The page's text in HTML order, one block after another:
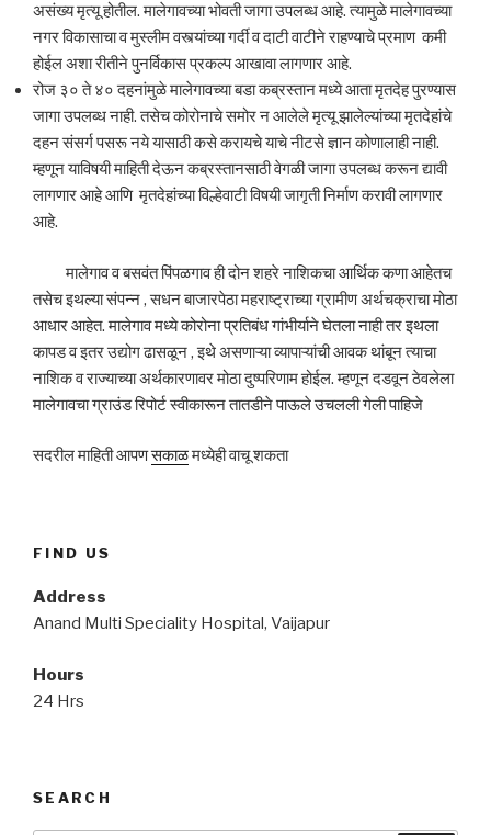
असंख्य मृत्यू होतील. मालेगावच्या भोवती जागा उपलब्ध आहे. त्यामुळे मालेगावच्या
नगर विकासाचा व मुस्लीम वस्त्यांच्या गर्दी व दाटी वाटीने राहण्याचे प्रमाण कमी
होईल अशा रीतीने पुनर्विकास प्रकल्प आखावा लागणार आहे.
रोज ३० ते ४० दहनांमुळे मालेगावच्या बडा कब्रस्तान मध्ये आता मृतदेह पुरण्यास
जागा उपलब्ध नाही. तसेच कोरोनाचे समोर न आलेले मृत्यू झालेल्यांच्या मृतदेहांचे
दहन संसर्ग पसरू नये यासाठी कसे करायचे याचे नीटसे ज्ञान कोणालाही नाही.
म्हणून याविषयी माहिती देऊन कब्रस्तानसाठी वेगळी जागा उपलब्ध करून द्यावी
लागणार आहे आणि मृतदेहांच्या विल्हेवाटी विषयी जागृती निर्माण करावी लागणार
आहे.
मालेगाव व बसवंत पिंपळगाव ही दोन शहरे नाशिकचा आर्थिक कणा आहेतच
तसेच इथल्या संपन्न , सधन बाजारपेठा महराष्ट्राच्या ग्रामीण अर्थचक्राचा मोठा
आधार आहेत. मालेगाव मध्ये कोरोना प्रतिबंध गांभीर्याने घेतला नाही तर इथला
कापड व इतर उद्योग ढासळून , इथे असणाऱ्या व्यापाऱ्यांची आवक थांबून त्याचा
नाशिक व राज्याच्या अर्थकारणावर मोठा दुष्परिणाम होईल. म्हणून दडवून ठेवलेला
मालेगावचा ग्राउंड रिपोर्ट स्वीकारून तातडीने पाऊले उचलली गेली पाहिजे
सदरील माहिती आपणसकाळमध्येही वाचू शकता
FIND US
Address
Anand Multi Speciality Hospital, Vaijapur
Hours
24 Hrs
SEARCH